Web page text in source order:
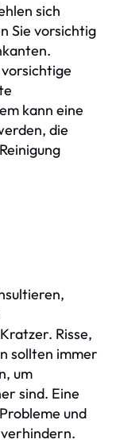
sich
Sie vorsichtig
kann eine
die
Risse,
sollten immer
um
sind. Eine
und